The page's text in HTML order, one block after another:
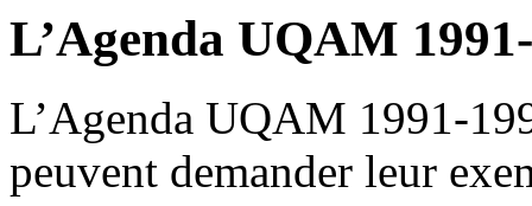
L’Agenda UQAM
L’Agenda UQAM 1991-
peuvent demander leur